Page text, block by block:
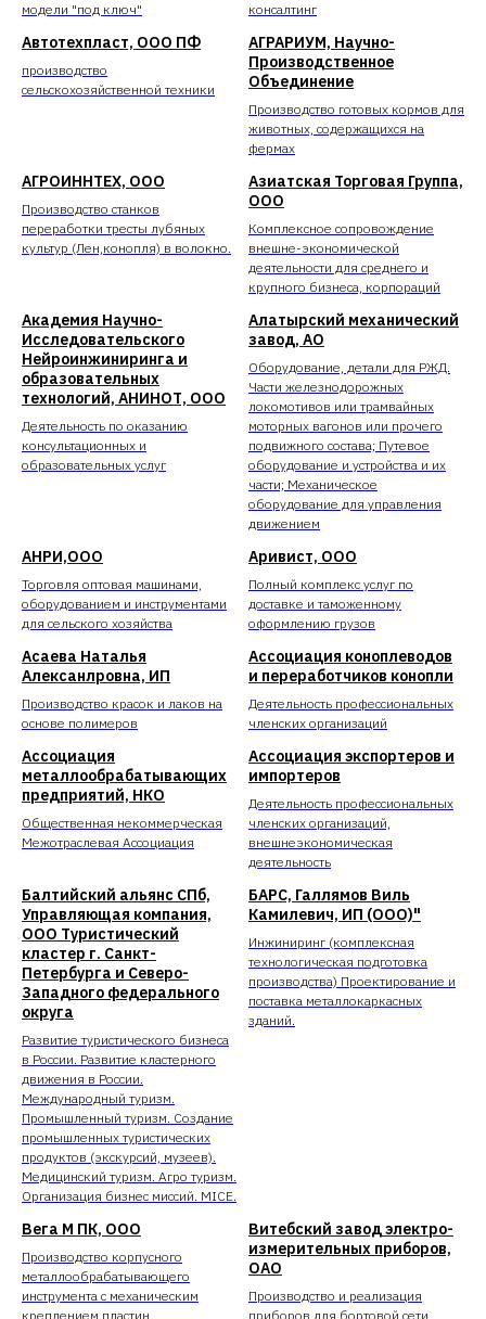
модели "под ключ"
консалтинг
Автотехпласт, ООО ПФ
производство
сельскохозяйственной техники
АГРАРИУМ, Научно-
Производственное
Объединение
Производство готовых кормов для
животных, содержащихся на
фермах
АГРОИННТЕХ, ООО
Производство станков
переработки тресты лубяных
культур (Лен,конопля) в волокно.
Азиатская Торговая Группа,
ООО
Комплексное сопровождение
внешне-экономической
деятельности для среднего и
крупного бизнеса, корпораций
Академия Научно-
Исследовательского
Нейроинжиниринга и
образовательных
технологий, АНИНОТ, ООО
Деятельность по оказанию
консультационных и
образовательных услуг
Алатырский механический
завод, АО
Оборудование, детали для РЖД.
Части железнодорожных
локомотивов или трамвайных
моторных вагонов или прочего
подвижного состава; Путевое
оборудование и устройства и их
части; Механическое
оборудование для управления
движением
АНРИ,ООО
Торговля оптовая машинами,
оборудованием и инструментами
для сельского хозяйства
Аривист, ООО
Полный комплекс услуг по
доставке и таможенному
оформлению грузов
Асаева Наталья
Алексанлровна, ИП
Производство красок и лаков на
основе полимеров
Ассоциация коноплеводов
и переработчиков конопли
Деятельность профессиональных
членских организаций
Ассоциация
металлообрабатывающих
предприятий, НКО
Общественная некоммерческая
Межотраслевая Ассоциация
Ассоциация экспортеров и
импортеров
Деятельность профессиональных
членских организаций,
внешнеэкономическая
деятельность
Балтийский альянс СПб,
Управляющая компания,
ООО Туристический
кластер г. Санкт-
Петербурга и Северо-
Западного федерального
округа
Развитие туристического бизнеса
в России. Развитие кластерного
движения в России.
Международный туризм.
Промышленный туризм. Создание
промышленных туристических
продуктов (экскурсий, музеев).
Медицинский туризм. Агро туризм.
Организация бизнес миссий. MICE.
БАРС, Галлямов Виль
Камилевич, ИП (ООО)"
Инжиниринг (комплексная
технологическая подготовка
производства) Проектирование и
поставка металлокаркасных
зданий.
Вега М ПК, ООО
Производство корпусного
металлообрабатывающего
инструмента с механическим
креплением пластин
Витебский завод электро-
измерительных приборов,
ОАО
Производство и реализация
приборов для бортовой сети